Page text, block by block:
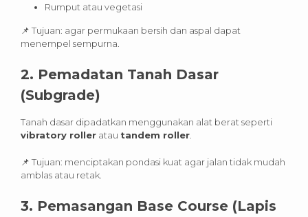
Rumput atau vegetasi
📌 Tujuan: agar permukaan bersih dan aspal dapat
menempel sempurna.
2. Pemadatan Tanah Dasar
(Subgrade)
Tanah dasar dipadatkan menggunakan alat berat seperti
vibratory roller atau tandem roller
📌 Tujuan: menciptakan pondasi kuat agar jalan tidak mudah
amblas atau retak.
3. Pemasangan Base Course (Lapis